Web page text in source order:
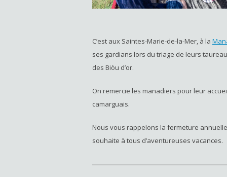
C’est aux Saintes-Marie-de-la-Mer, à la
ses gardians lors du triage de leurs
des Biòu d’or.
On remercie les manadiers pour leur
camarguais.
Nous vous rappelons la fermeture
souhaite à tous d’aventureuses vacances.